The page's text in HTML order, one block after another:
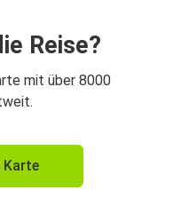
Reise?
mit über 8000
Karte